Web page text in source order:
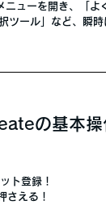
ニューを開き、「よ
ツール」など、瞬時
の基本操
ト登録！
さえる！